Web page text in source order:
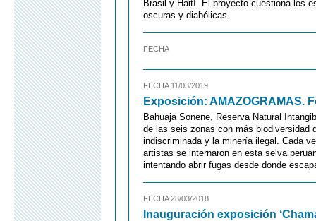
Brasil y Haití. El proyecto cuestiona los
oscuras y diabólicas.
FECHA
FECHA 11/03/2019
Exposición: AMAZOGRAMAS.
Bahuaja Sonene, Reserva Natural
de las seis zonas con más biodiversidad
indiscriminada y la minería ilegal. Cada
artistas se internaron en esta selva
intentando abrir fugas desde donde
FECHA 28/03/2018
Inauguración exposición